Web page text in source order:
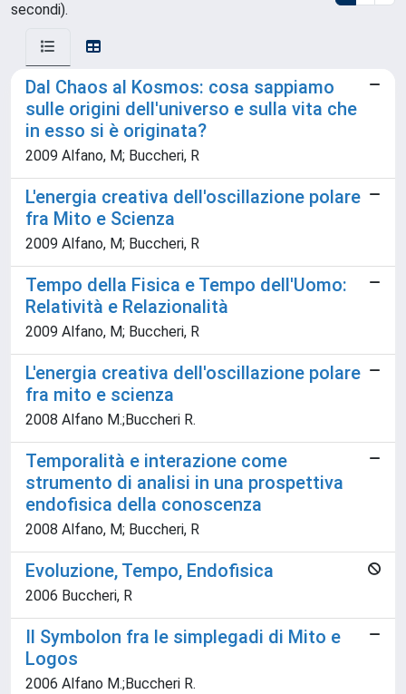
secondi).
Dal Chaos al Kosmos: cosa sappiamo
sulle origini dell'universo e sulla vita che
in esso si è originata?
2009 Alfano, M; Buccheri, R
L'energia creativa dell'oscillazione polare
fra Mito e Scienza
2009 Alfano, M; Buccheri, R
Tempo della Fisica e Tempo dell'Uomo:
Relatività e Relazionalità
2009 Alfano, M; Buccheri, R
L'energia creativa dell'oscillazione polare
fra mito e scienza
2008 Alfano M.;Buccheri R.
Temporalità e interazione come
strumento di analisi in una prospettiva
endofisica della conoscenza
2008 Alfano, M; Buccheri, R
Evoluzione, Tempo, Endofisica
2006 Buccheri, R
Il Symbolon fra le simplegadi di Mito e
Logos
2006 Alfano M.;Buccheri R.